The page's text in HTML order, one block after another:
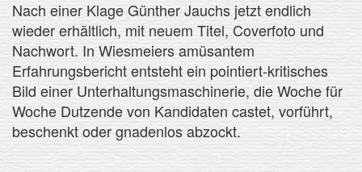
Nach einer Klage Günther Jauchs jetzt endlich
wieder erhältlich, mit neuem Titel, Coverfoto und
Nachwort. In Wiesmeiers amüsantem
Erfahrungsbericht entsteht ein pointiert-kritisches
Bild einer Unterhaltungsmaschinerie, die Woche für
Woche Dutzende von Kandidaten castet, vorführt,
beschenkt oder gnadenlos abzockt.